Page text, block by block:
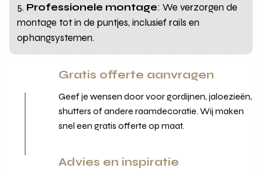
Professionele montage: We verzorgen de
montage tot in de puntjes, inclusief rails en
ophangsystemen.
Gratis offerte aanvragen
Geef je wensen door voor gordijnen, jaloezieën,
shutters of andere raamdecoratie. Wij maken
snel een gratis offerte op maat.
Advies en inspiratie